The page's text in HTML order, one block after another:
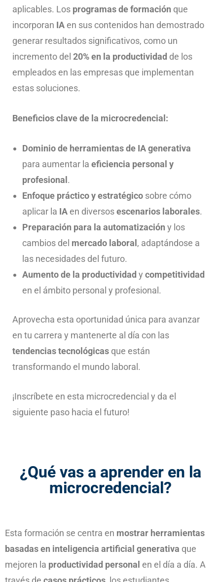
aplicables. Los programas de formación que
incorporan IA en sus contenidos han demostrado
generar resultados significativos, como un
incremento del 20% en la productividad de los
empleados en las empresas que implementan
estas soluciones.
Beneficios clave de la microcredencial:
Dominio de herramientas de IA generativa
para aumentar la eficiencia personal y
profesional.
Enfoque práctico y estratégico sobre cómo
aplicar la IA en diversosescenarios laborales.
Preparación para la automatización y los
cambios del mercado laboral, adaptándose a
las necesidades del futuro.
Aumento de la productividad y competitividad
en el ámbito personal y profesional.
Aprovecha esta oportunidad única para avanzar
en tu carrera y mantenerte al día con las
tendencias tecnológicas que están
transformando el mundo laboral.
¡Inscríbete en esta microcredencial y da el
siguiente paso hacia el futuro!
¿Qué vas a aprender en la
microcredencial?
Esta formación se centra en mostrar herramientas
basadas en inteligencia artificial generativa que
mejoren la productividad personal en el día a día. A